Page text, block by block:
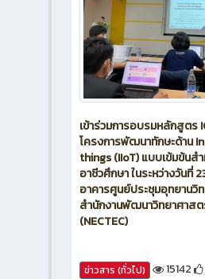
เข้าร่วมการอบรมหลักสูตร
โครงการพัฒนาทักษะด้าน
things (IIoT) แบบเข้มข้นส
อาชีวศึกษา ในระหว่างวัน
อาคารศูนย์ประชุมอุทยานวิ
สำนักงานพัฒนาวิทยาศาสต
(NECTEC)
ข่าวสาร (ทั่วไป) 15142